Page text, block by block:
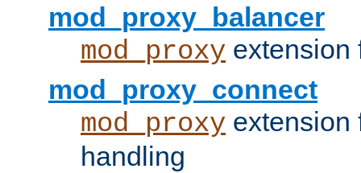
mod_proxy_balancer
mod_proxy extension
mod_proxy_connect
mod_proxy
handling